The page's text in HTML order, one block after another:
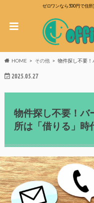
ゼロワンなら500円で住
HOME その他 物件探し不要
2025.05.27
物件探し不要！バ
所は「借りる」時